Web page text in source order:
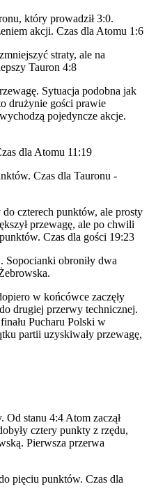
który prowadził 3:0.
akcji. Czas dla Atomu 1:6
straty, ale na
Tauron 4:8
Sytuacja podobna jak
drużynie gości prawie
pojedyncze akcje.
dla Atomu 11:19
Czas dla Tauronu -
czterech punktów, ale prosty
przewagę, ale po chwili
Czas dla gości 19:23
Sopocianki obroniły dwa
w końcówce zaczęły
drugiej przerwy technicznej.
Pucharu Polski w
partii uzyskiwały przewagę,
Od stanu 4:4 Atom zaczął
cztery punkty z rzędu,
Pierwsza przerwa
pięciu punktów. Czas dla